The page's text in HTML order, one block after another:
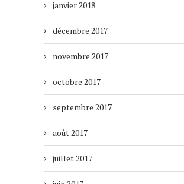
janvier 2018
décembre 2017
novembre 2017
octobre 2017
septembre 2017
août 2017
juillet 2017